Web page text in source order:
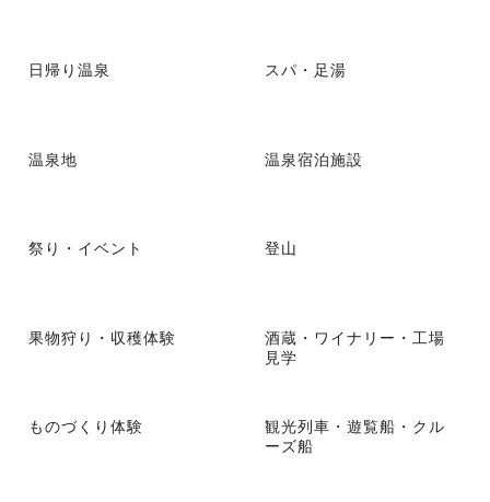
日帰り温泉 スパ・足湯
温泉地 温泉宿泊施設
祭り・イベント 登山
果物狩り・収穫体験
酒蔵・ワイナリー・工場
見学
ものづくり体験
観光列車・遊覧船・クル
ーズ船